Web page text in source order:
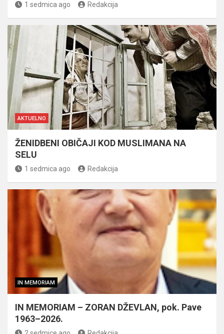
1 sedmica ago Redakcija
AKTUELNO
ŽENIDBENI OBIČAJI KOD MUSLIMANA NA
SELU
1 sedmica ago Redakcija
IN MEMORIAM
IN MEMORIAM – ZORAN DŽEVLAN, pok. Pave
1963–2026.